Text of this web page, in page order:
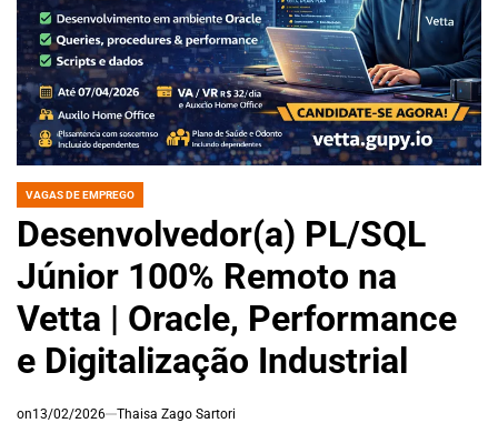
POSTED
VAGAS DE EMPREGO
Desenvolvedor(a) PL/SQL
Júnior 100% Remoto na
Vetta | Oracle, Performance
e Digitalização Industrial
on13/02/2026 Thaisa Zago Sartori